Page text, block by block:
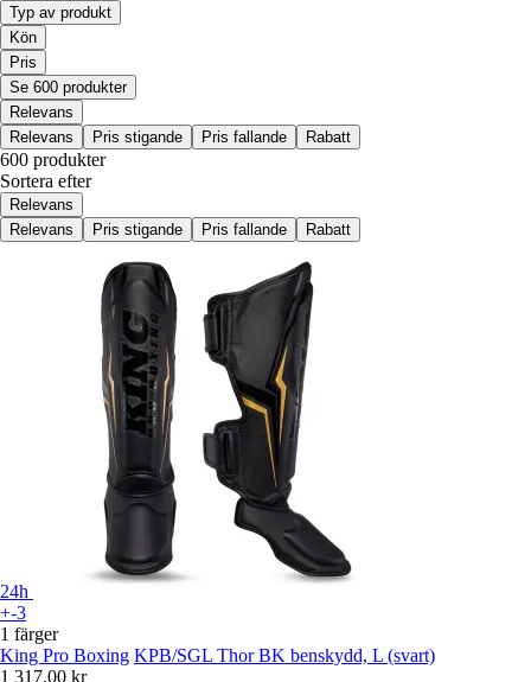
Typ av produkt
Kön
Pris
Se 600 produkter
Relevans
Relevans
Pris stigande Pris fallande Rabatt
600 produkter
Sortera efter
Relevans
Relevans
Pris stigande Pris fallande Rabatt
24h
+-3
1 färger
King Pro Boxing KPB/SGL Thor BK benskydd, L (svart)
1 317,00 kr